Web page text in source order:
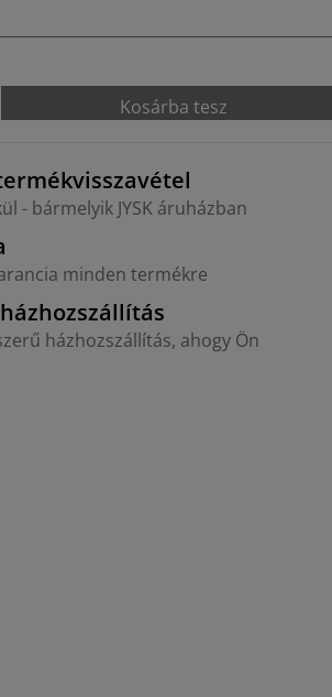
Kosárba tesz
- bármelyik JYSK áruházban
minden termékre
házhozszállítás, ahogy Ön